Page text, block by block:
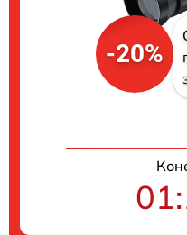
-20%